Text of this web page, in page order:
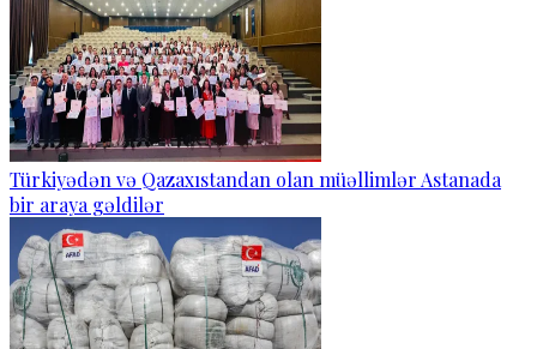
Türkiyədən və Qazaxıstandan olan müəllimlər Astanada
bir araya gəldilər